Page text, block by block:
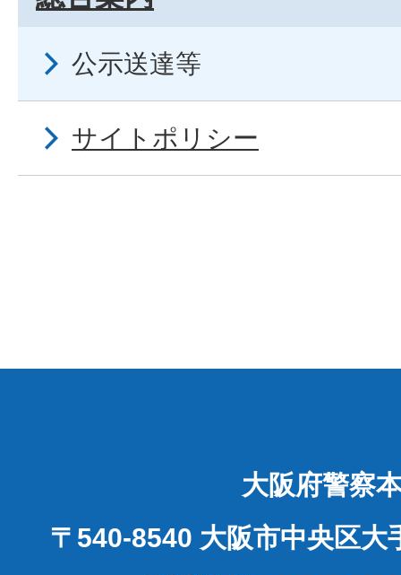
公示送達等
サイトポリシー
大阪府警察
〒540-8540 大阪市中央区大